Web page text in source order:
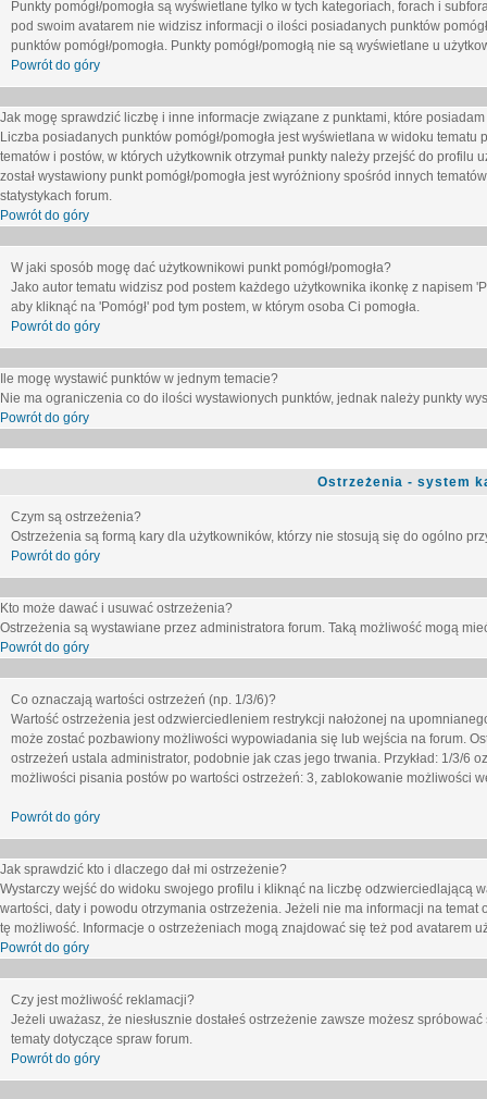
Punkty pomógł/pomogła są wyświetlane tylko w tych kategoriach, forach i
pod swoim avatarem nie widzisz informacji o ilości posiadanych punktów
punktów pomógł/pomogła. Punkty pomógł/pomogłą nie są wyświetlane u
Powrót do góry
Jak mogę sprawdzić liczbę i inne informacje związane z punktami, które
Liczba posiadanych punktów pomógł/pomogła jest wyświetlana w widoku
tematów i postów, w których użytkownik otrzymał punkty należy przejść do
został wystawiony punkt pomógł/pomogła jest wyróżniony spośród innych
statystykach forum.
Powrót do góry
W jaki sposób mogę dać użytkownikowi punkt pomógł/pomogła?
Jako autor tematu widzisz pod postem każdego użytkownika ikonkę z napisem
aby kliknąć na 'Pomógł' pod tym postem, w którym osoba Ci pomogła.
Powrót do góry
Ile mogę wystawić punktów w jednym temacie?
Nie ma ograniczenia co do ilości wystawionych punktów, jednak należy punkty
Powrót do góry
Ostrzeżenia - system
Czym są ostrzeżenia?
Ostrzeżenia są formą kary dla użytkowników, którzy nie stosują się do ogólno
Powrót do góry
Kto może dawać i usuwać ostrzeżenia?
Ostrzeżenia są wystawiane przez administratora forum. Taką możliwość mogą
Powrót do góry
Co oznaczają wartości ostrzeżeń (np. 1/3/6)?
Wartość ostrzeżenia jest odzwierciedleniem restrykcji nałożonej na
może zostać pozbawiony możliwości wypowiadania się lub wejścia na forum.
ostrzeżeń ustala administrator, podobnie jak czas jego trwania. Przykład: 1/3/6
możliwości pisania postów po wartości ostrzeżeń: 3, zablokowanie możliwości
Powrót do góry
Jak sprawdzić kto i dlaczego dał mi ostrzeżenie?
Wystarczy wejść do widoku swojego profilu i kliknąć na liczbę odzwierciedlającą
wartości, daty i powodu otrzymania ostrzeżenia. Jeżeli nie ma informacji na temat
tę możliwość. Informacje o ostrzeżeniach mogą znajdować się też pod avatarem
Powrót do góry
Czy jest możliwość reklamacji?
Jeżeli uważasz, że niesłusznie dostałeś ostrzeżenie zawsze możesz
tematy dotyczące spraw forum.
Powrót do góry